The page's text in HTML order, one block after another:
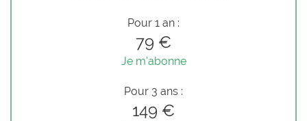
Pour 1 an :
79 €
Je m'abonne
Pour 3 ans :
149 €